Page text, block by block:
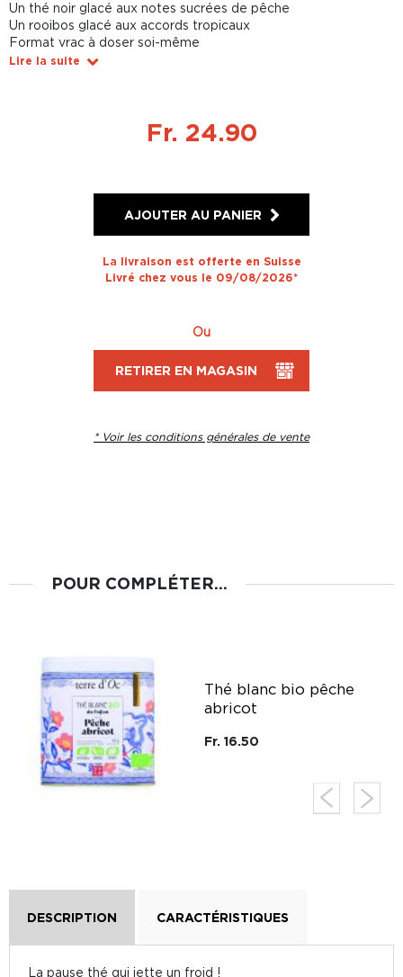
Un thé noir glacé aux notes sucrées de pêche
Un rooibos glacé aux accords tropicaux
Format vrac à doser soi-même
Lire la suite
Fr. 24.90
AJOUTER AU PANIER
La livraison est offerte en Suisse
Livré chez vous le 09/08/2026*
Ou
RETIRER EN MAGASIN
* Voir les conditions générales de vente
POUR COMPLÉTER...
Thé blanc bio pêche
abricot
Fr. 16.50
DESCRIPTION CARACTÉRISTIQUES
La pause thé qui jette un froid !